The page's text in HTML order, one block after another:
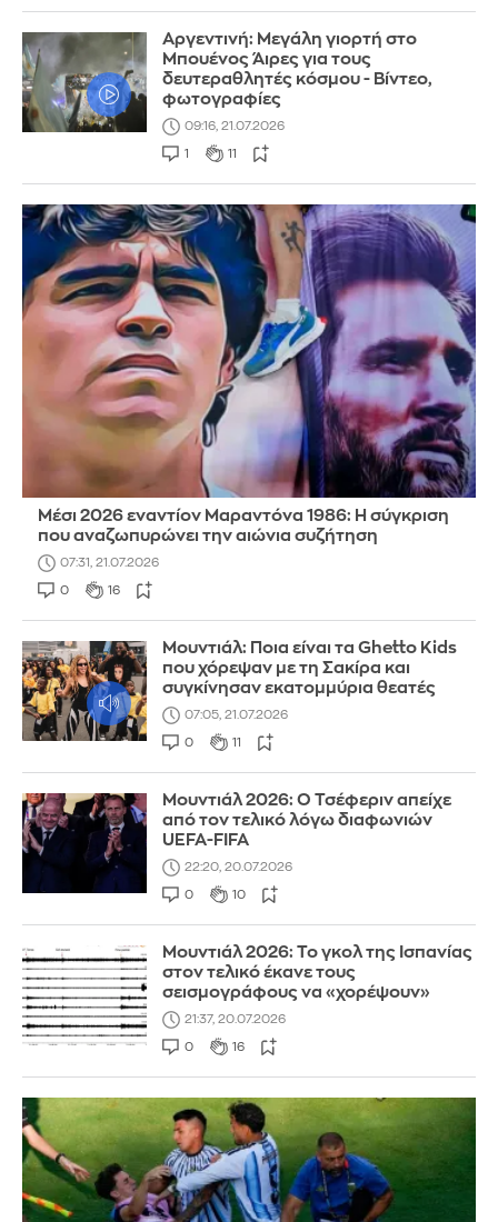
Αργεντινή: Μεγάλη γιορτή στο
Μπουένος Άιρες για τους
δευτεραθλητές κόσμου - Βίντεο,
φωτογραφίες
09:16, 21.07.2026
1 11
Μέσι 2026 εναντίον Μαραντόνα 1986: Η σύγκριση
που αναζωπυρώνει την αιώνια συζήτηση
07:31, 21.07.2026
0 16
Μουντιάλ: Ποια είναι τα Ghetto Kids
που χόρεψαν με τη Σακίρα και
συγκίνησαν εκατομμύρια θεατές
07:05, 21.07.2026
0 11
Μουντιάλ 2026: Ο Τσέφεριν απείχε
από τον τελικό λόγω διαφωνιών
UEFA-FIFA
22:20, 20.07.2026
0 10
Μουντιάλ 2026: Το γκολ της Ισπανίας
στον τελικό έκανε τους
σεισμογράφους να «χορέψουν»
21:37, 20.07.2026
0 16